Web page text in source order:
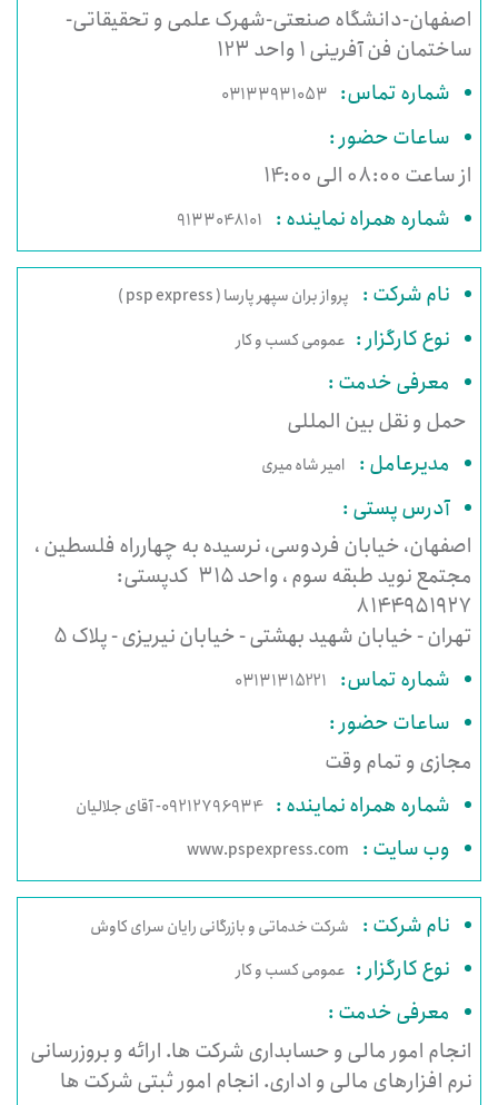
اصفهان-دانشگاه صنعتی-شهرک علمی و تحقیقاتی-
ساختمان فن آفرینی 1 واحد 123
شماره تماس: 03133931053
ساعات حضور :
از ساعت 08:00 الی 14:00
شماره همراه نماینده :
9133048101
نام شرکت : پرواز بران سپهر پارسا ( psp express )
نوع کارگزار : عمومی کسب و کار
معرفی خدمت :
حمل و نقل بین المللی
مدیرعامل :
امیر شاه میری
آدرس پستی :
اصفهان، خیابان فردوسی، نرسیده به چهارراه فلسطین ،
مجتمع نويد طبقه سوم ، واحد ۳۱۵ کدپستی:
۸۱۴۴۹۵۱۹۲۷
تهران - خیابان شهید بهشتی - خیابان نیریزی - پلاک 5
شماره تماس:
03131315221
ساعات حضور :
مجازی و تمام وقت
شماره همراه نماینده : 09212796934- آقای جلالیان
وب سایت : www.pspexpress.com
نام شرکت : شرکت خدماتی و بازرگانی رایان سرای کاوش
نوع کارگزار : عمومی کسب و کار
معرفی خدمت :
انجام امور مالی و حسابداری شرکت ها. ارائه و بروزرسانی
نرم افزارهای مالی و اداری. انجام امور ثبتی شرکت ها